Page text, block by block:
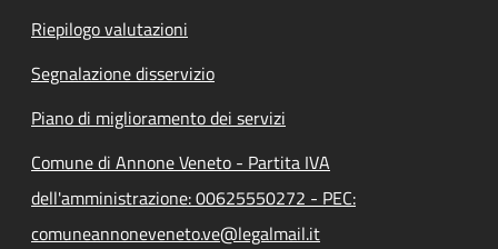
Riepilogo valutazioni
Segnalazione disservizio
Piano di miglioramento dei servizi
Comune di Annone Veneto - Partita IVA
dell'amministrazione: 00625550272 - PEC:
comuneannoneveneto.ve@legalmail.it